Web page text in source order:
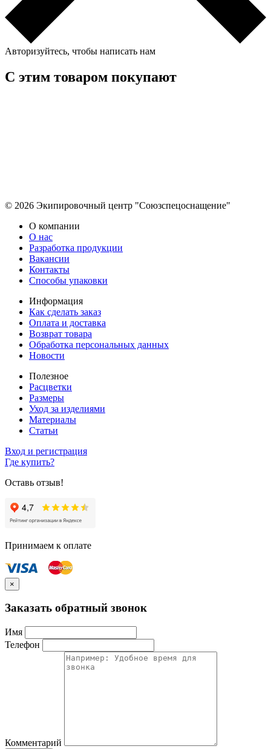
Авторизуйтесь, чтобы написать нам
С этим товаром покупают
© 2026 Экипировочный центр "Союзспецоснащение"
О компании
О нас
Разработка продукции
Вакансии
Контакты
Способы упаковки
Информация
Как сделать заказ
Оплата и доставка
Возврат товара
Обработка персональных данных
Новости
Полезное
Расцветки
Размеры
Уход за изделиями
Материалы
Статьи
Вход и регистрация
Где купить?
Оставь отзыв!
Принимаем к оплате
×
Заказать обратный звонок
Имя
Телефон
Комментарий